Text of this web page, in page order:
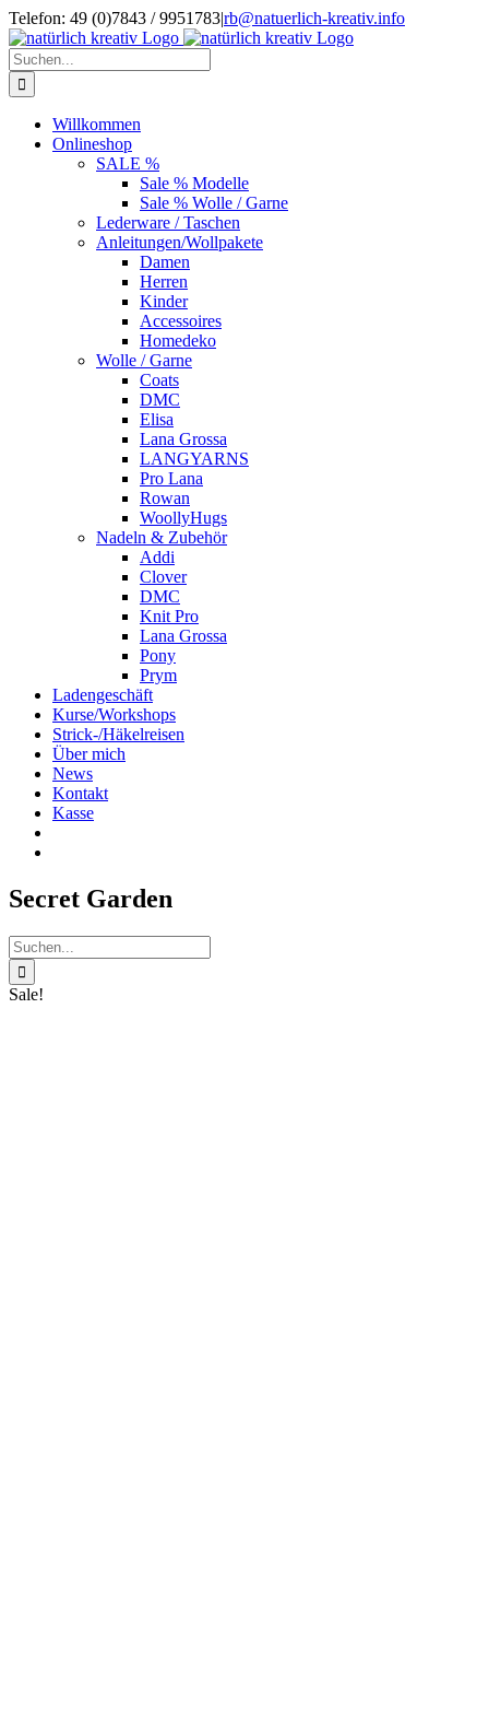
Zum
Inhalt
springen
Telefon: 49 (0)7843 / 9951783|rb@natuerlich-kreativ.info
Suche
nach:
Willkommen
Onlineshop
SALE %
Sale % Modelle
Sale % Wolle / Garne
Lederware / Taschen
Anleitungen/Wollpakete
Damen
Herren
Kinder
Accessoires
Homedeko
Wolle / Garne
Coats
DMC
Elisa
Lana Grossa
LANGYARNS
Pro Lana
Rowan
WoollyHugs
Nadeln & Zubehör
Addi
Clover
DMC
Knit Pro
Lana Grossa
Pony
Prym
Ladengeschäft
Kurse/Workshops
Strick-/Häkelreisen
Über mich
News
Kontakt
Kasse
Secret Garden
Suche
nach:
Sale!